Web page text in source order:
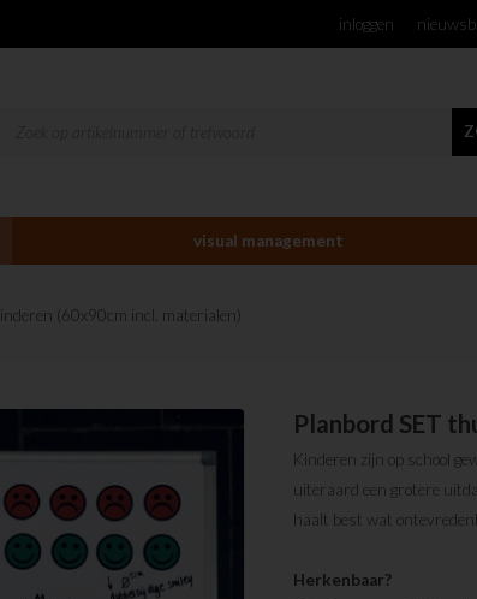
inloggen
visual management
(60x90cm incl. materialen)
Planbord SET
Kinderen zijn op school
uiteraard een grotere
haalt best wat
Herkenbaar?